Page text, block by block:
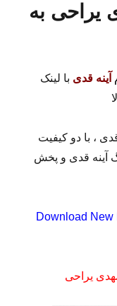
یراحی به
آینه قدی با لینک
، با دو کیفیت
متن آهنگ آینه قدی و پخش
Download New
یراحی